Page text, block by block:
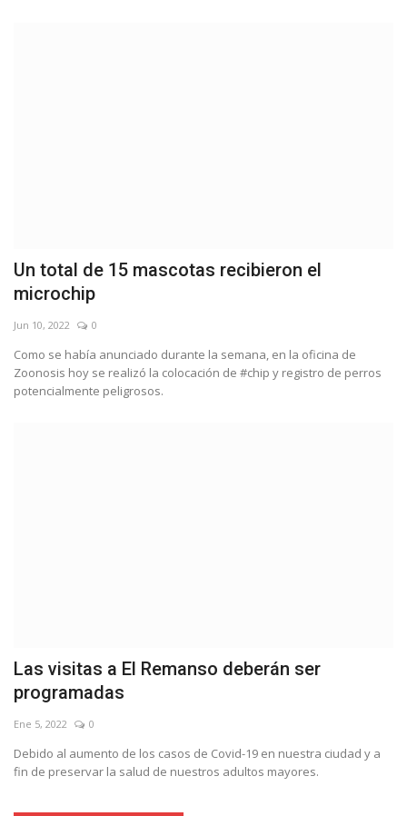
Un total de 15 mascotas recibieron el
microchip
Jun 10, 2022 0
Como se había anunciado durante la semana, en la oficina de
Zoonosis hoy se realizó la colocación de #chip y registro de perros
potencialmente peligrosos.
Las visitas a El Remanso deberán ser
programadas
Ene 5, 2022 0
Debido al aumento de los casos de Covid-19 en nuestra ciudad y a
fin de preservar la salud de nuestros adultos mayores.